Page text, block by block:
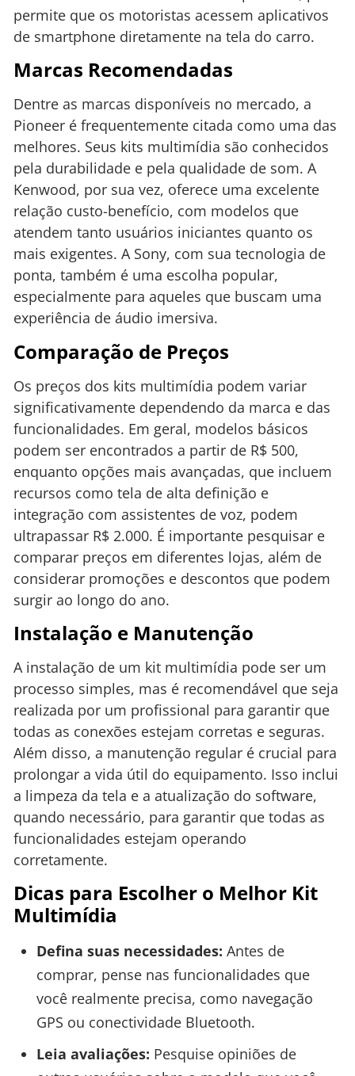
permite que os motoristas acessem aplicativos
de smartphone diretamente na tela do carro.
Marcas Recomendadas
Dentre as marcas disponíveis no mercado, a
Pioneer é frequentemente citada como uma das
melhores. Seus kits multimídia são conhecidos
pela durabilidade e pela qualidade de som. A
Kenwood, por sua vez, oferece uma excelente
relação custo-benefício, com modelos que
atendem tanto usuários iniciantes quanto os
mais exigentes. A Sony, com sua tecnologia de
ponta, também é uma escolha popular,
especialmente para aqueles que buscam uma
experiência de áudio imersiva.
Comparação de Preços
Os preços dos kits multimídia podem variar
significativamente dependendo da marca e das
funcionalidades. Em geral, modelos básicos
podem ser encontrados a partir de R$ 500,
enquanto opções mais avançadas, que incluem
recursos como tela de alta definição e
integração com assistentes de voz, podem
ultrapassar R$ 2.000. É importante pesquisar e
comparar preços em diferentes lojas, além de
considerar promoções e descontos que podem
surgir ao longo do ano.
Instalação e Manutenção
A instalação de um kit multimídia pode ser um
processo simples, mas é recomendável que seja
realizada por um profissional para garantir que
todas as conexões estejam corretas e seguras.
Além disso, a manutenção regular é crucial para
prolongar a vida útil do equipamento. Isso inclui
a limpeza da tela e a atualização do software,
quando necessário, para garantir que todas as
funcionalidades estejam operando
corretamente.
Dicas para Escolher o Melhor Kit
Multimídia
Defina suas necessidades: Antes de
comprar, pense nas funcionalidades que
você realmente precisa, como navegação
GPS ou conectividade Bluetooth.
Leia avaliações: Pesquise opiniões de